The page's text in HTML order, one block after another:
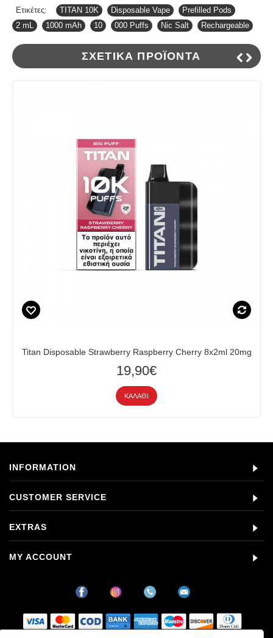
Ετικέτες: TITAN 10K Disposable Vape Prefilled Pods
2 mL
1000 mAh 10 000 Puffs Nic Salt Rechargeable
ΣΧΕΤΙΚΆ ΠΡΟΪΌΝΤΑ
Titan Disposable Strawberry Raspberry Cherry 8x2ml 20mg
19,90€
ΚΑΛΆΘΙ
INFORMATION
CUSTOMER SERVICE
EXTRAS
MY ACCOUNT